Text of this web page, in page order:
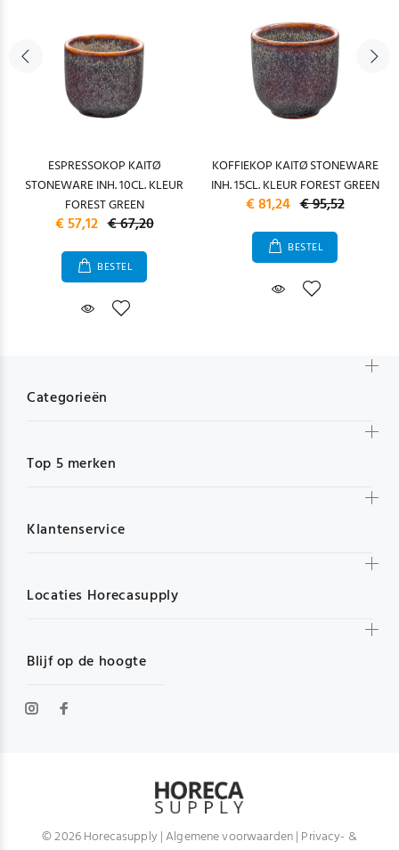
ESPRESSOKOP KAITØ
STONEWARE INH. 10CL. KLEUR
FOREST GREEN
€ 57,12 € 67,20
BESTEL
KOFFIEKOP KAITØ STONEWARE
INH. 15CL. KLEUR FOREST GREEN
€ 81,24 € 95,52
BESTEL
Blijf op de hoogte
Categorieën
Top 5 merken
Klantenservice
Locaties Horecasupply
© 2026 Horecasupply |Algemene voorwaarden| Privacy- &